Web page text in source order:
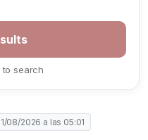
to search
08/2026 a las 05:01